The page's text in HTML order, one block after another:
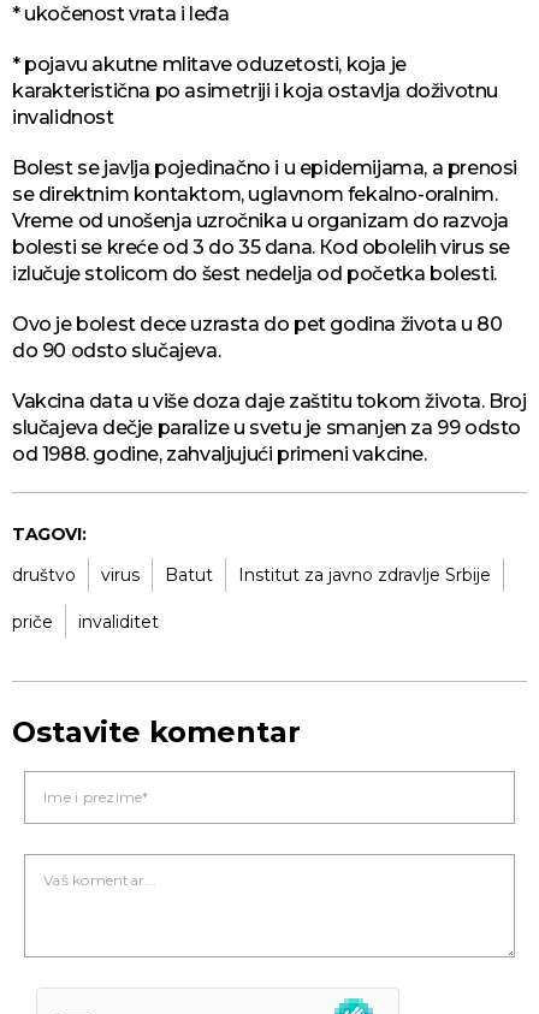
* ukočenost vrata i leđa
* pojavu akutne mlitave oduzetosti, koja je
karakteristična po asimetriji i koja ostavlja doživotnu
invalidnost
Bolest se javlja pojedinačno i u epidemijama, a prenosi
se direktnim kontaktom, uglavnom fekalno-oralnim.
Vreme od unošenja uzročnika u organizam do razvoja
bolesti se kreće od 3 do 35 dana. Кod obolelih virus se
izlučuje stolicom do šest nedelja od početka bolesti.
Ovo je bolest dece uzrasta do pet godina života u 80
do 90 odsto slučajeva.
Vakcina data u više doza daje zaštitu tokom života. Broj
slučajeva dečje paralize u svetu je smanjen za 99 odsto
od 1988. godine, zahvaljujući primeni vakcine.
TAGOVI:
društvo
virus Batut Institut za javno zdravlje Srbije
priče invaliditet
Ostavite komentar